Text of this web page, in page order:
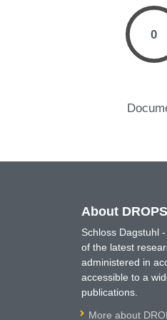
0
About DROPS
Schloss Dagstuhl
of the latest
administered in
accessible to a
publications.
More about